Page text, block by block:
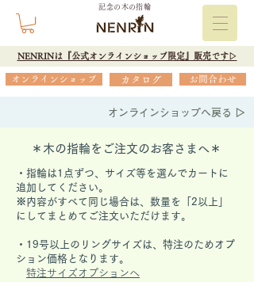
記念の木の指輪
NENRINは『公式オンラインショップ限定』販売です▷
オンラインショップ カタログ お問合わせ
オンラインショップへ戻る ▷
＊木の指輪をご注文のお客さまへ＊
・指輪は1点ずつ、サイズ等を選んでカートに
追加してください。
※内容がすべて同じ場合は、数量を「2以上」
にしてまとめてご注文いただけます。
​・19号以上のリングサイズは、特注のためオプ
ション価格となります。
特注サイズオプションへ